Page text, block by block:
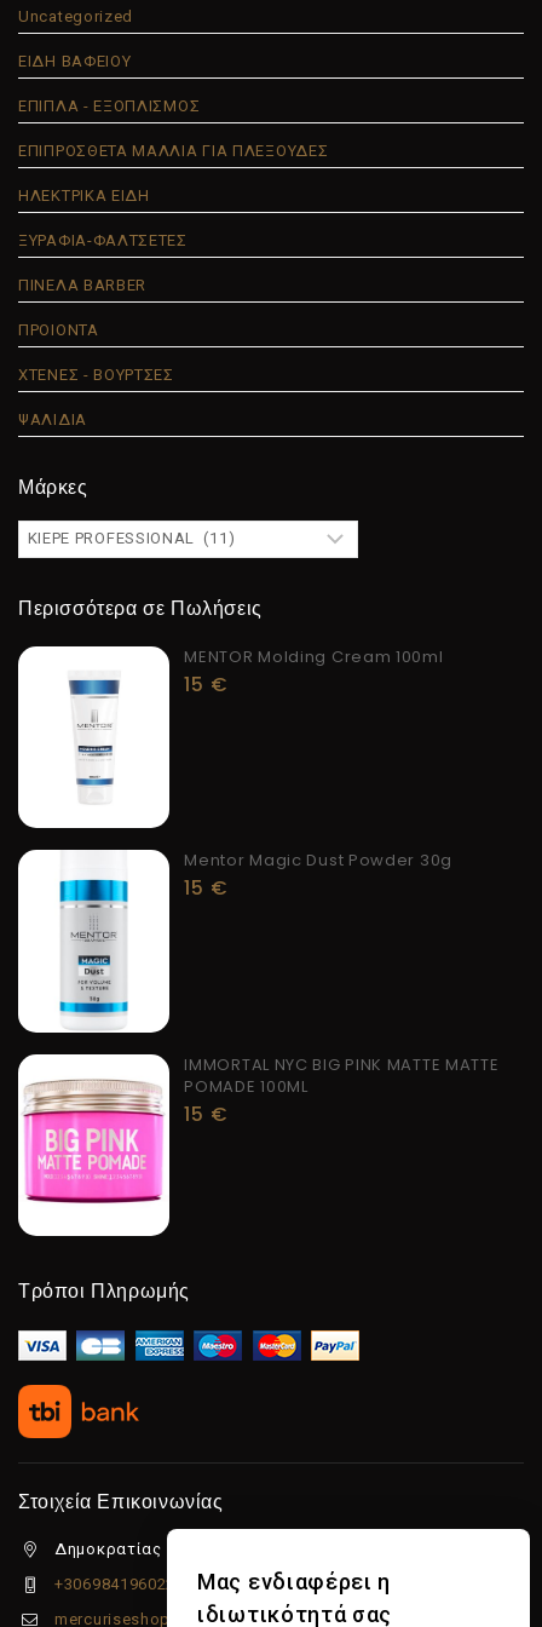
Uncategorized
ΕΙΔΗ ΒΑΦΕΙΟΥ
ΕΠΙΠΛΑ - ΕΞΟΠΛΙΣΜΟΣ
ΕΠΙΠΡΟΣΘΕΤΑ ΜΑΛΛΙΑ ΓΙΑ ΠΛΕΞΟΥΔΕΣ
ΗΛΕΚΤΡΙΚΑ ΕΙΔΗ
ΞΥΡΑΦΙΑ-ΦΑΛΤΣΕΤΕΣ
ΠΙΝΕΛΑ BARBER
ΠΡΟΙΟΝΤΑ
ΧΤΕΝΕΣ - ΒΟΥΡΤΣΕΣ
ΨΑΛΙΔΙΑ
Μάρκες
Περισσότερα σε Πωλήσεις
MENTOR Molding Cream 100ml
15 €
Mentor Magic Dust Powder 30g
15 €
IMMORTAL NYC BIG PINK MATTE MATTE
POMADE 100ML
15 €
Τρόποι Πληρωμής
Στοιχεία Επικοινωνίας
Δημοκρατίας 5β Λιμένας Χερσονήσου, 70014
+306984196022
mercuriseshop@gmail.com
Μας ενδιαφέρει η
ιδιωτικότητά σας